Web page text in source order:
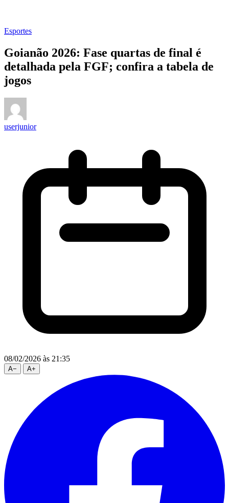
Esportes
Goianão 2026: Fase quartas de final é
detalhada pela FGF; confira a tabela de
jogos
userjunior
08/02/2026 às 21:35
A− A+